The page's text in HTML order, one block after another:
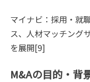
マイナビ：採用・就
ス、人材マッチング
を展開[9]
M&Aの目的・背